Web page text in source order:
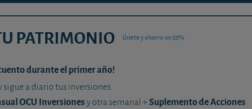
PATRIMONIO Únete y ahorra un 35%
durante el primer año!
sigue a diario tus inversiones.
OCU Inversionesy otra semanal +Suplemento de Acciones.